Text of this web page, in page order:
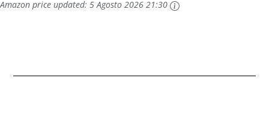
Amazon price updated: 5 Agosto 2026 21:30